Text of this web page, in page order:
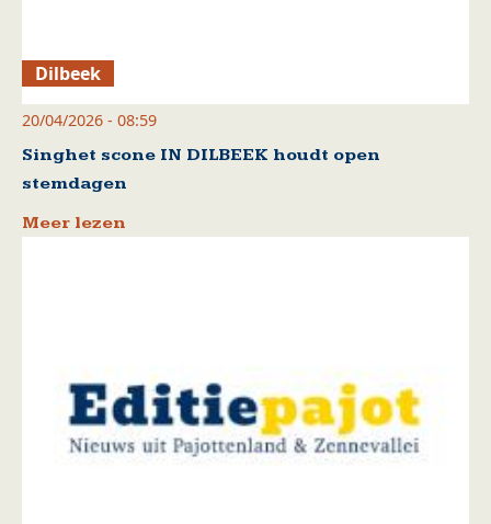
Dilbeek
20/04/2026 - 08:59
Singhet scone IN DILBEEK houdt open
stemdagen
Meer lezen